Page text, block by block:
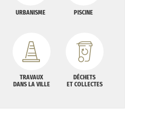
URBANISME PISCINE
TRAVAUX
DANS LA VILLE
DÉCHETS
ET COLLECTES